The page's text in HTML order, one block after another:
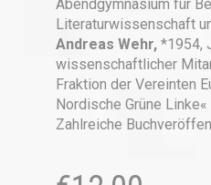
Abendgymnasium für
Literaturwissenschaft
Andreas Wehr, *1954,
wissenschaftlicher
Fraktion der Vereinten
Nordische Grüne
Zahlreiche